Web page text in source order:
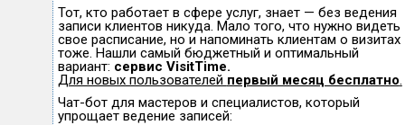
Тот, кто работает в сфере услуг, знает — без ведения
записи клиентов никуда. Мало того, что нужно видеть
свое расписание, но и напоминать клиентам о визитах
тоже. Нашли самый бюджетный и оптимальный
вариант: сервис VisitTime.
Для новых пользователей первый месяц бесплатно.
Чат-бот для мастеров и специалистов, который
упрощает ведение записей: